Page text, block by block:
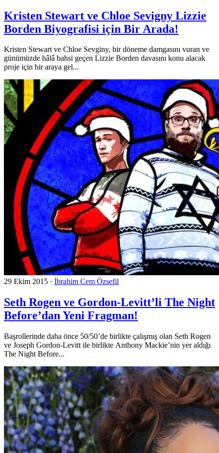
Kristen Stewart ve Chloe Sevigny Lizzie
Borden Biyografisi için Bir Arada!
Kristen Stewart ve Chloe Sevginy, bir döneme damgasını vuran ve
günümüzde hâlâ bahsi geçen Lizzie Borden davasını konu alacak
proje için bir araya gel...
29 Ekim 2015 · İbrahim Cem Özsefil
Seth Rogen ve Gordon-Levitt’li The Night
Before’dan Yeni Fragman!
Başrollerinde daha önce 50/50’de birlikte çalışmış olan Seth Rogen
ve Joseph Gordon-Levitt ile birlikte Anthony Mackie’nin yer aldığı
The Night Before...